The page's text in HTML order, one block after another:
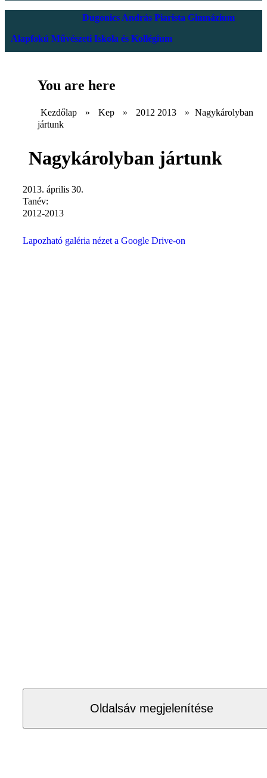
Dugonics András Piarista Gimnázium
Alapfokú Művészeti Iskola és Kollégium
You are here
Kezdőlap » Kep » 2012 2013 » Nagykárolyban
jártunk
Nagykárolyban jártunk
2013. április 30.
Tanév:
2012-2013
Lapozható galéria nézet a Google Drive-on
Oldalsáv megjelenítése